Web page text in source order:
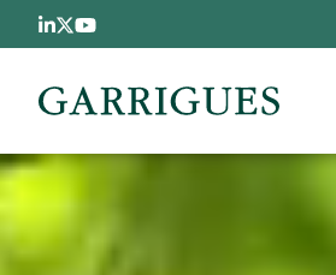
跳转到主要内容